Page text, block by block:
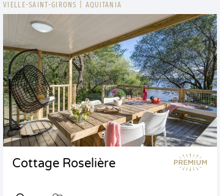
VIELLE-SAINT-GIRONS AQUITANIA
Cottage Roselière